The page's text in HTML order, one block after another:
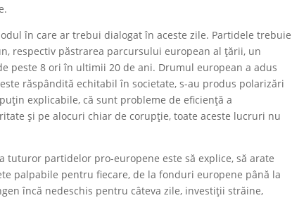
în care ar trebui dialogat în aceste zile. Partidele trebuie
respectiv păstrarea parcursului european al țării, un
peste 8 ori în ultimii 20 de ani. Drumul european a adus
răspândită echitabil în societate, s-au produs polarizări
explicabile, că sunt probleme de eficiență a
și pe alocuri chiar de corupție, toate aceste lucruri nu
tuturor partidelor pro-europene este să explice, să arate
palpabile pentru fiecare, de la fonduri europene până la
încă nedeschis pentru câteva zile, investiții străine,